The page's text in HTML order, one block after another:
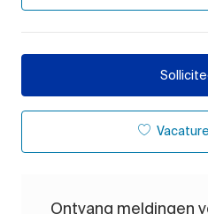
Ontvang meldingen